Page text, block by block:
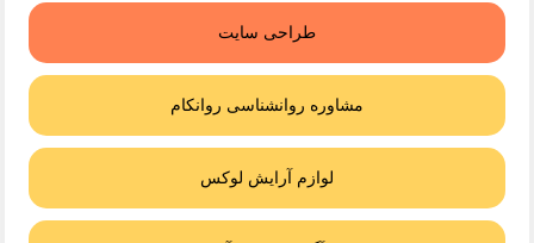
طراحی سایت
مشاوره روانشناسی روانکام
لوازم آرایش لوکس